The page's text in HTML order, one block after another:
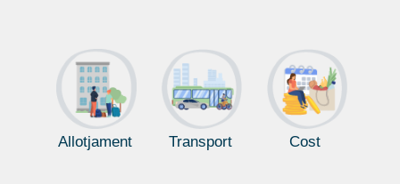
Allotjament Transport Cost